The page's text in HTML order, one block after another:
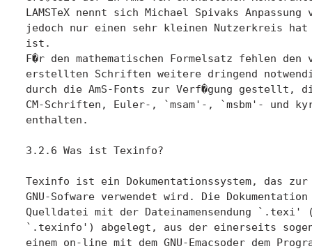
LAMSTeX nennt sich Michael Spivaks Anpassung
jedoch nur einen sehr kleinen Nutzerkreis
ist.
F�r den mathematischen Formelsatz fehlen den
erstellten Schriften weitere dringend
durch die AmS-Fonts zur Verf�gung gestellt,
CM-Schriften, Euler-, `msam'-, `msbm'- und
enthalten.
3.2.6 Was ist Texinfo?
Texinfo ist ein Dokumentationssystem, das zur
GNU-Sofware verwendet wird. Die
Quelldatei mit der Dateinamensendung
`.texinfo') abgelegt, aus der einerseits
einem on-line mit dem GNU-Emacsoder dem